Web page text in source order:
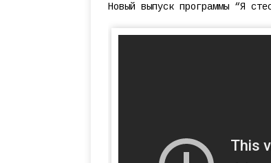
Новый выпуск программы “Я